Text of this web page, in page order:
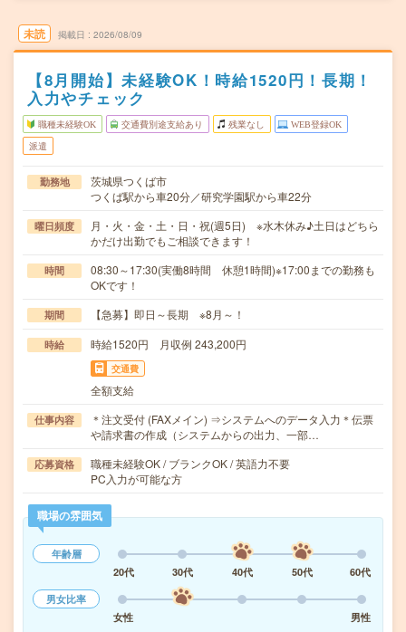
未読 掲載日 2026/08/09
【8月開始】未経験OK！時給1520円！長期！
入力やチェック
職種未経験OK 交通費別途支給あり 残業なし WEB登録OK
派遣
勤務地
茨城県つくば市
つくば駅から車20分／研究学園駅から車22分
曜日頻度
月・火・金・土・日・祝(週5日) ※水木休み♪土日はどちら
かだけ出勤でもご相談できます！
時間
08:30～17:30(実働8時間 休憩1時間)※17:00までの勤務も
OKです！
期間 【急募】即日～長期 ※8月～！
時給 時給1520円 月収例 243,200円
交通費
全額支給
仕事内容
＊注文受付 (FAXメイン) ⇒システムへのデータ入力＊伝票
や請求書の作成（システムからの出力、一部…
応募資格
職種未経験OK / ブランクOK / 英語力不要
PC入力が可能な方
職場の雰囲気
年齢層
20代
30代 40代 50代
60代
男女比率
女性
男性